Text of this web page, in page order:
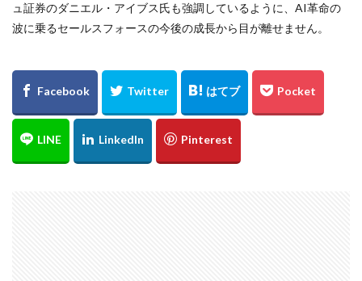
ュ証券のダニエル・アイブス氏も強調しているように、AI革命の
波に乗るセールスフォースの今後の成長から目が離せません。